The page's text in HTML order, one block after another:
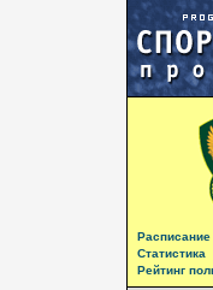
Расписание
Статистика
Рейтинг